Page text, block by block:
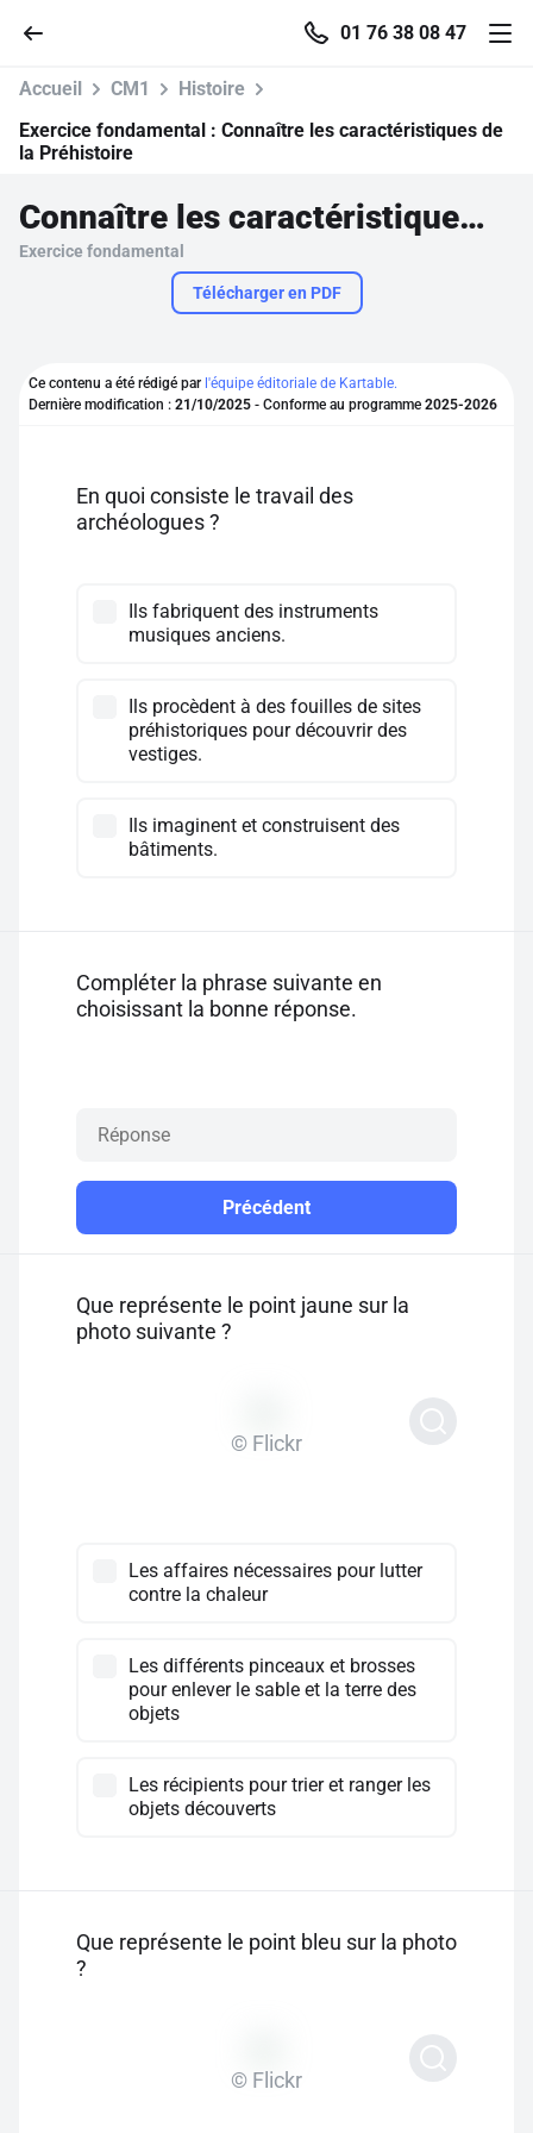
01 76 38 08 47
Parcourir
Se connecter
Pour profiter de 10 contenus offerts.
Accueil CM1
Histoire
Exercice fondamental : Connaître les caractéristiques de
la Préhistoire
Connaître les caractéristiques de la Préhistoire
Exercice fondamental
Télécharger en PDF
Ce contenu a été rédigé par l'équipe éditoriale de Kartable.
Dernière modification : 21/10/2025 - Conforme au programme 2025-2026
En quoi consiste le travail des
archéologues ?
Ils fabriquent des instruments
musiques anciens.
Ils procèdent à des fouilles de sites
préhistoriques pour découvrir des
vestiges.
Ils imaginent et construisent des
bâtiments.
Compléter la phrase suivante en
choisissant la bonne réponse.
Précédent
Que représente le point jaune sur la
photo suivante ?
© Flickr
Les affaires nécessaires pour lutter
contre la chaleur
Les différents pinceaux et brosses
pour enlever le sable et la terre des
objets
Les récipients pour trier et ranger les
objets découverts
Que représente le point bleu sur la photo
?
© Flickr